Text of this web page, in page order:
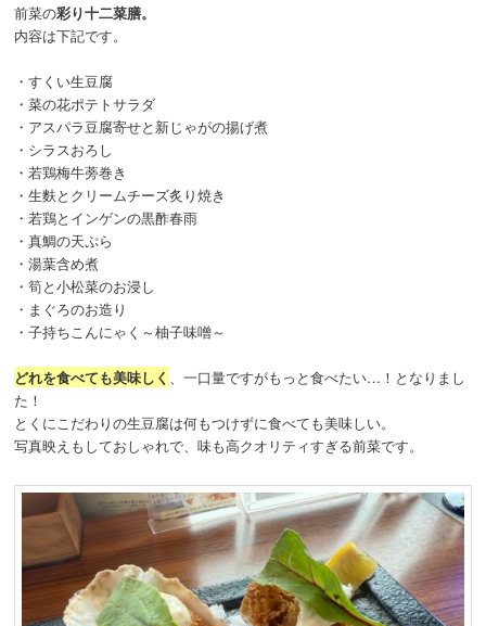
前菜の彩り十二菜膳。
内容は下記です。
・すくい生豆腐
・菜の花ポテトサラダ
・アスパラ豆腐寄せと新じゃがの揚げ煮
・シラスおろし
・若鶏梅牛蒡巻き
・生麩とクリームチーズ炙り焼き
・若鶏とインゲンの黒酢春雨
・真鯛の天ぷら
・湯葉含め煮
・筍と小松菜のお浸し
・まぐろのお造り
・子持ちこんにゃく～柚子味噌～
どれを食べても美味しく 、一口量ですがもっと食べたい…！となりまし
た！
とくにこだわりの生豆腐は何もつけずに食べても美味しい。
写真映えもしておしゃれで、味も高クオリティすぎる前菜です。